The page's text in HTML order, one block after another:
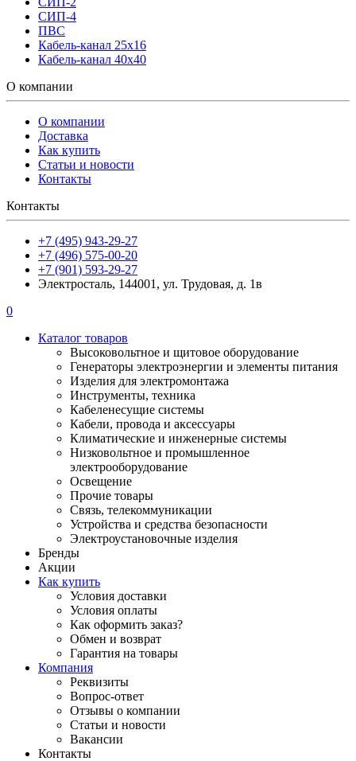
СИП-4
ПВС
Кабель-канал 25х16
Кабель-канал 40х40
О компании
О компании
Доставка
Как купить
Статьи и новости
Контакты
Контакты
+7 (495) 943-29-27
+7 (496) 575-00-20
+7 (901) 593-29-27
Электросталь, 144001, ул. Трудовая, д. 1в
0
Каталог товаров
Высоковольтное и щитовое оборудование
Генераторы электроэнергии и элементы питания
Изделия для электромонтажа
Инструменты, техника
Кабеленесущие системы
Кабели, провода и аксессуары
Климатические и инженерные системы
Низковольтное и промышленное
электрооборудование
Освещение
Прочие товары
Связь, телекоммуникации
Устройства и средства безопасности
Электроустановочные изделия
Бренды
Акции
Как купить
Условия доставки
Условия оплаты
Как оформить заказ?
Обмен и возврат
Гарантия на товары
Компания
Реквизиты
Вопрос-ответ
Отзывы о компании
Статьи и новости
Вакансии
Контакты